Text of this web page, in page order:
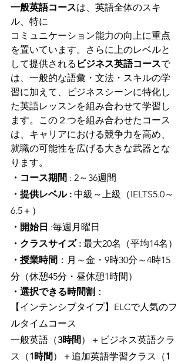
一般英語コースは、英語全体のスキ
ル、特に
コミュニケーション能力の向上に重点
を置いています。さらに上のレベルと
して提供される ビジネス英語コースで
は、一般的な語彙・文法・スキルの学
習に加えて、ビジネスシーンに特化し
た英語レッスンを組み合わせて学習し
ます。この２つを組み合わせたコース
は、キャリアにおける競争力を高め、
就職の可能性を広げる大きな武器とな
ります。
・コース期間 : 2～36週間
・提供レベル : 中級～上級（IELTS5.0～
6.5＋）
・開始日 :毎週月曜日
・クラスサイズ : 最大20名（平均14名）
・授業時間 ：月～金・9時30分～4時15
分（休憩45分・昼休憩1時間）
・選択できる時間割 ：
【インテンシブタイプ】ELCで人気のフ
ルタイムコース
一般英語（3時間 ）＋ビジネス英語クラ
ス（1時間 ）＋追加英語学習クラス（1